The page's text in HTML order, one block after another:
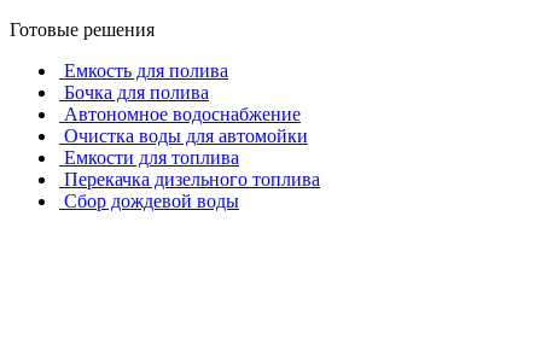
Готовые решения
Емкость для полива
Бочка для полива
Автономное водоснабжение
Очистка воды для автомойки
Емкости для топлива
Перекачка дизельного топлива
Сбор дождевой воды